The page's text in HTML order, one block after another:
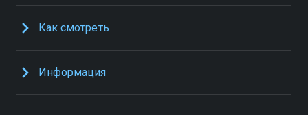
Как смотреть
Информация